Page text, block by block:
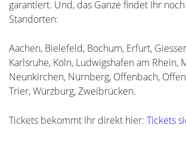
garantiert. Und, das Ganze findet Ihr
Standorten:
Aachen, Bielefeld, Bochum, Erfurt,
Karlsruhe, Köln, Ludwigshafen am Rhein,
Neunkirchen, Nürnberg, Offenbach,
Trier, Würzburg, Zweibrücken.
Tickets bekommt Ihr direkt hier: Tickets